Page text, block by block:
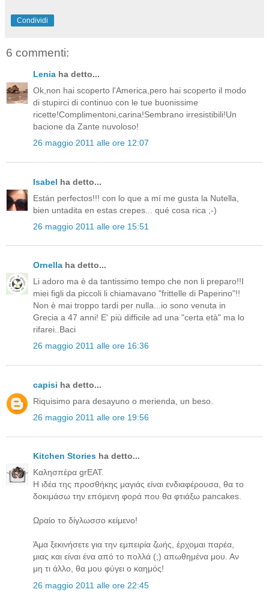
Condividi
6 commenti:
Lenia ha detto...
Ok,non hai scoperto l'America,pero hai scoperto il modo
di stupirci di continuo con le tue buonissime
ricette!Complimentoni,carina!Sembrano irresistibili!Un
bacione da Zante nuvoloso!
26 maggio 2011 alle ore 12:07
Isabel ha detto...
Están perfectos!!! con lo que a mí me gusta la Nutella,
bien untadita en estas crepes... qué cosa rica ;-)
26 maggio 2011 alle ore 15:51
Ornella ha detto...
Li adoro ma è da tantissimo tempo che non li preparo!!I
miei figli da piccoli li chiamavano "frittelle di Paperino"!!
Non è mai troppo tardi per nulla...io sono venuta in
Grecia a 47 anni! E' più difficile ad una "certa età" ma lo
rifarei..Baci
26 maggio 2011 alle ore 16:36
capisi ha detto...
Riquisimo para desayuno o merienda, un beso.
26 maggio 2011 alle ore 19:56
Kitchen Stories ha detto...
Καλησπέρα grEAT.
Η ιδέα της προσθήκης μαγιάς είναι ενδιαφέρουσα, θα το
δοκιμάσω την επόμενη φορά που θα φτιάξω pancakes.
Ωραίο το δίγλωσσο κείμενο!
Άμα ξεκινήσετε για την εμπειρία ζωής, έρχομαι παρέα,
μιας και είναι ένα από το πολλά (;) απωθημένα μου. Αν
μη τι άλλο, θα μου φύγει ο καημός!
26 maggio 2011 alle ore 22:45